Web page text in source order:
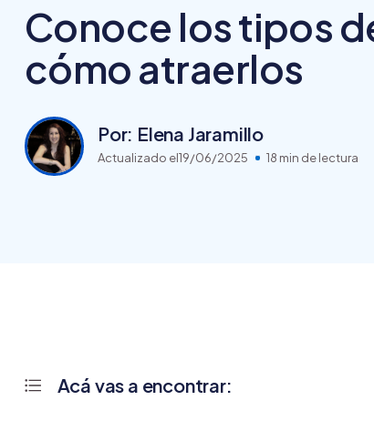
Conoce los tipos
cómo atraerlos
Por: Elena Jaramillo
Actualizado el19/06/2025 18 min de lectura
Acá vas a encontrar: